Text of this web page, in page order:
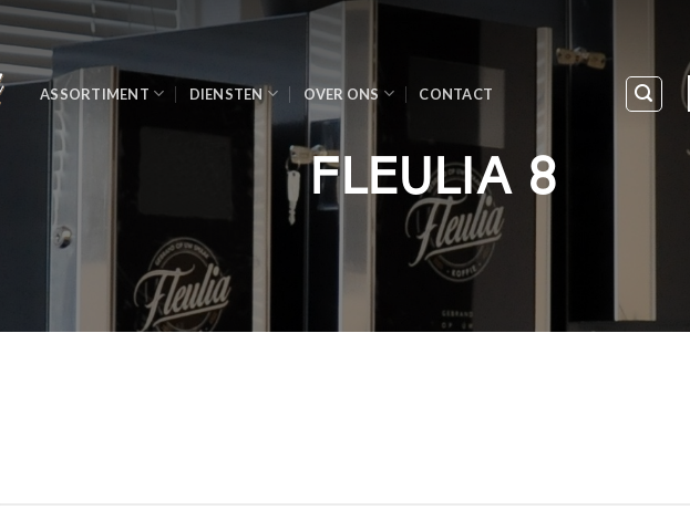
ASSORTIMENT DIENSTEN OVER ONS CONTACT
FLEULIA 8